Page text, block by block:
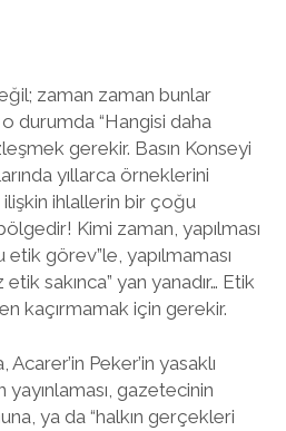
zaman zaman bunlar
durumda “Hangisi daha
gerekir. Basın Konseyi
yıllarca örneklerini
ihlallerin bir çoğu
Kimi zaman, yapılması
görev”le, yapılmaması
sakınca” yan yanadır… Etik
kaçırmamak için gerekir.
Acarer’in Peker’in yasaklı
gazetecinin
ya da “halkın gerçekleri